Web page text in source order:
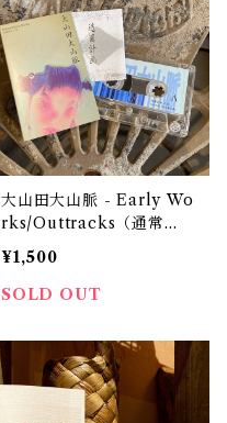
大山田大山脈 - Early Wo
rks/Outtracks（通常
盤）
¥1,500
SOLD OUT